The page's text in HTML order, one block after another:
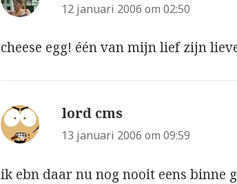
12 januari 2006 om 02:50
cheese egg! één van mijn lief zijn
lord cms
13 januari 2006 om 09:59
ik ebn daar nu nog nooit eens binne